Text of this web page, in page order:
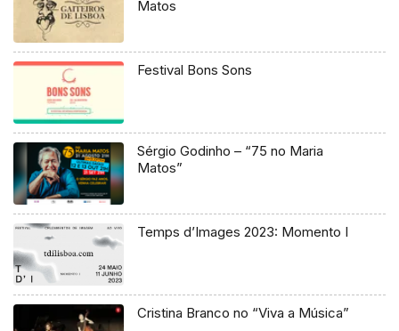
Matos
Festival Bons Sons
Sérgio Godinho – “75 no Maria
Matos”
Temps d’Images 2023: Momento I
Cristina Branco no “Viva a Música”